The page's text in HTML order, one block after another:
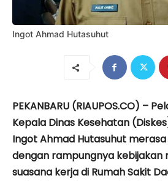
Ingot Ahmad Hutasuhut
PEKANBARU (RIAUPOS.CO) –
Kepala Dinas Kesehatan
Ingot Ahmad Hutasuhut
dengan rampungnya kebijakan
suasana kerja di Rumah Sakit